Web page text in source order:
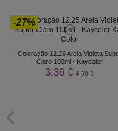
-27%
Coloração 12.25 Areia Violeta
Claro 100ml - Kaycolor
3,36 € 4,60 €